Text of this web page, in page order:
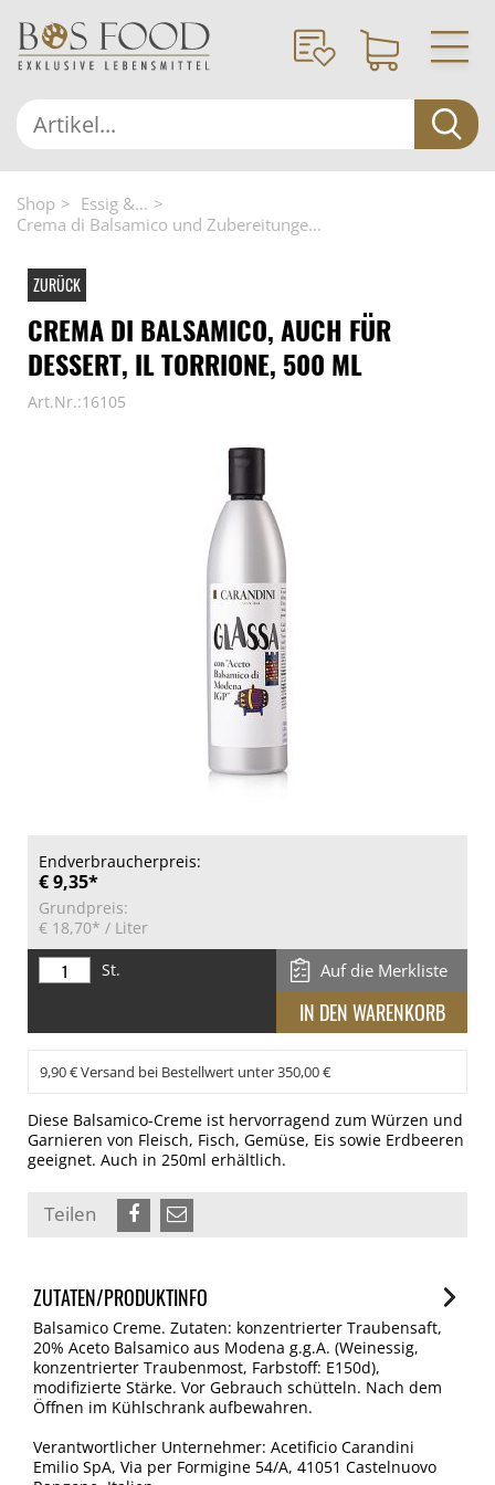
Shop
Essig &...
Crema di Balsamico und Zubereitunge...
ZURÜCK
CREMA DI BALSAMICO, AUCH FÜR
DESSERT, IL TORRIONE, 500 ML
Art.Nr.:16105
Endverbraucherpreis:
€ 9,35*
Grundpreis:
€ 18,70* / Liter
St.
Auf die Merkliste
9,90 € Versand bei Bestellwert unter 350,00 €
Diese Balsamico-Creme ist hervorragend zum Würzen und
Garnieren von Fleisch, Fisch, Gemüse, Eis sowie Erdbeeren
geeignet. Auch in 250ml erhältlich.
Teilen
ZUTATEN/PRODUKTINFO
Balsamico Creme. Zutaten: konzentrierter Traubensaft,
20% Aceto Balsamico aus Modena g.g.A. (Weinessig,
konzentrierter Traubenmost, Farbstoff: E150d),
modifizierte Stärke. Vor Gebrauch schütteln. Nach dem
Öffnen im Kühlschrank aufbewahren.
Verantwortlicher Unternehmer: Acetificio Carandini
Emilio SpA, Via per Formigine 54/A, 41051 Castelnuovo